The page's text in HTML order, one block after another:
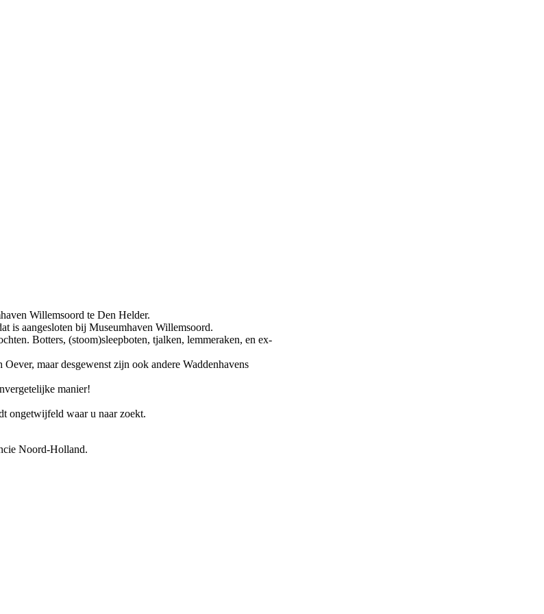
Willemsoord te Den Helder.
is aangesloten bij Museumhaven Willemsoord.
Botters, (stoom)sleepboten, tjalken, lemmeraken, en ex-
maar desgewenst zijn ook andere Waddenhavens
manier!
ongetwijfeld waar u naar zoekt.
Noord-Holland.